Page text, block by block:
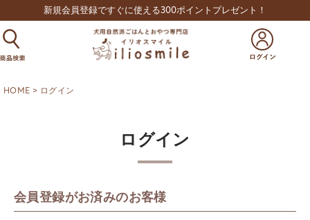
新規会員登録ですぐに使える300ポイントプレゼント！
HOME ログイン
ログイン
会員登録がお済みのお客様